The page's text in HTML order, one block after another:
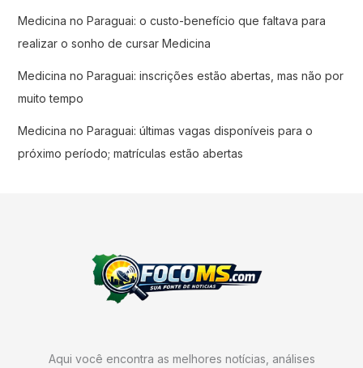
Medicina no Paraguai: o custo-benefício que faltava para
realizar o sonho de cursar Medicina
Medicina no Paraguai: inscrições estão abertas, mas não por
muito tempo
Medicina no Paraguai: últimas vagas disponíveis para o
próximo período; matrículas estão abertas
Aqui você encontra as melhores notícias, análises